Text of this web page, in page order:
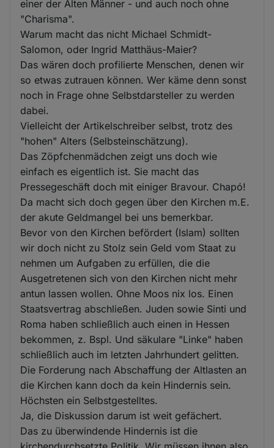
einer der Alten Männer - und auch noch ohne
"Charisma".
Warum macht das nicht Michael Schmidt-
Salomon, oder Ingrid Matthäus-Maier?
Das wären doch profilierte Menschen, denen wir
so etwas zutrauen können. Wer käme denn sonst
noch in Frage ohne Selbstdarsteller zu werden
dabei.
Vielleicht der Artikelschreiber selbst, trotz des
"hohen" Alters (Selbsteinschätzung).
Das Zöpfchenmädchen zeigt uns doch wie
einfach es eigentlich ist. Sie macht das
Pressegeschäft doch mit einiger Bravour. Chapó!
Da macht sich doch gegen über den Kirchen m.E.
der akute Geldmangel bei uns bemerkbar.
Bevor von den Kirchen befördert (Islam) sollten
wir doch nicht zu Stolz sein Geld vom Staat zu
nehmen um Aufgaben zu erfüllen, die die
Ausgetretenen sich von den Kirchen nicht mehr
antun lassen wollen. Ohne Moos nix los. Einen
Staatsvertrag abschließen. Juden sowie Sinti und
Roma haben schließlich auch einen in Hessen
bekommen, z. Bspl. Und säkulare "Linke" haben
schließlich auch im letzten Jahrhundert gelitten.
Die Forderung nach Abschaffung der Altlasten an
die Kirchen kann doch da kein Hindernis sein.
Höchsten ein Selbstgestelltes.
Ja, die Diskussion darum ist weit gefächert.
Das zu überwindende Hindernis ist die